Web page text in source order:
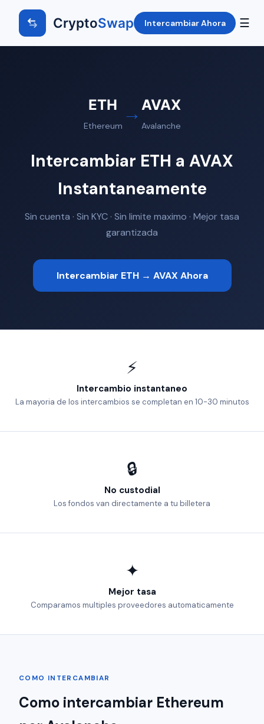
CryptoSwap Intercambiar Ahora ☰
ETH
Ethereum
→ AVAX
Avalanche
Intercambiar ETH a AVAX
Instantaneamente
Sin cuenta · Sin KYC · Sin limite maximo · Mejor tasa
garantizada
Intercambiar ETH → AVAX Ahora
⚡
Intercambio instantaneo
La mayoria de los intercambios se completan en 10-30 minutos
🔒
No custodial
Los fondos van directamente a tu billetera
✦
Mejor tasa
Comparamos multiples proveedores automaticamente
COMO INTERCAMBIAR
Como intercambiar Ethereum